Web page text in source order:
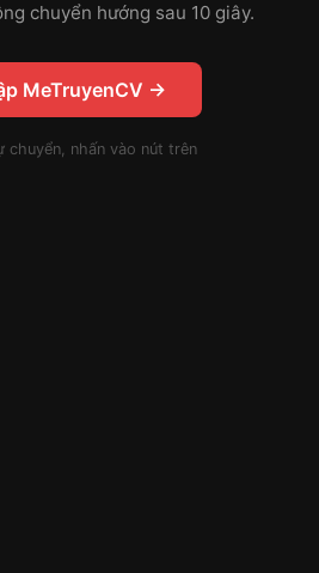
chuyển hướng sau 10 giây.
MeTruyenCV →
chuyển, nhấn vào nút trên